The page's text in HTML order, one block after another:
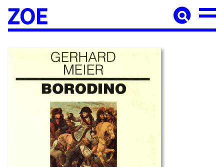
Accueil
À paraître
Catalogue
Auteur·ices
Agenda
Les éditions Zoé
Diffusion
Médiation culturelle
Manuscrits